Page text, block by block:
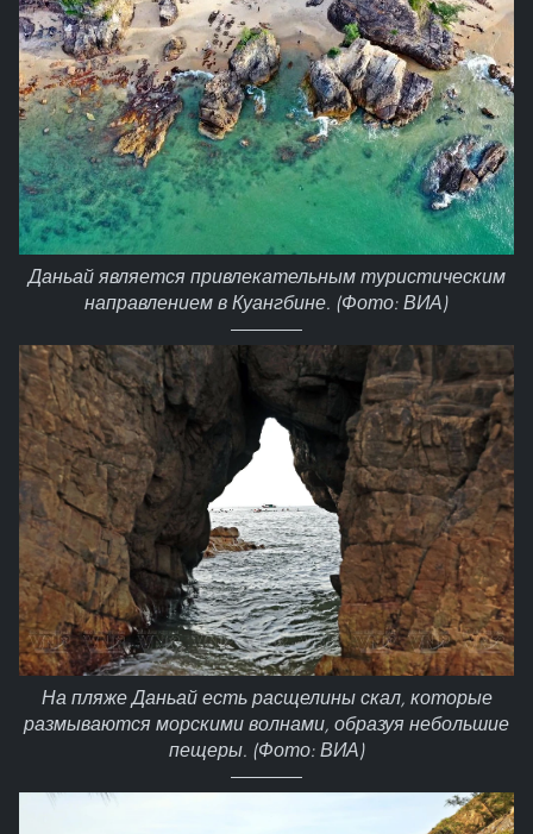
Даньай является привлекательным туристическим
направлением в Куангбине. (Фото: ВИА)
На пляже Даньай есть расщелины скал, которые
размываются морскими волнами, образуя небольшие
пещеры. (Фото: ВИА)